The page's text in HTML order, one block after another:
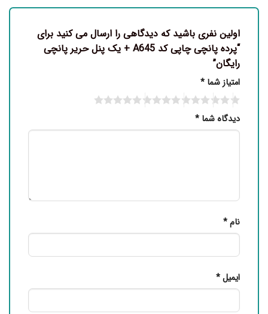
اولین نفری باشید که دیدگاهی را ارسال می کنید برای
“پرده پانچی چاپی کد A645 + یک پنل حریر پانچی
رایگان”
امتیاز شما *
دیدگاه شما *
نام*
ایمیل*